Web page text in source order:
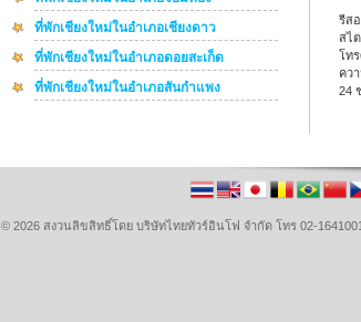
ที่พักเชียงใหม่ในอำเภอเชียงดาว
ที่พักเชียงใหม่ในอำเภอดอยสะเก็ด
ที่พักเชียงใหม่ในอำเภอสันกำแพง
รีส
สไ
โท
คว
24
© 2026 สงวนลิขสิทธิ์โดย บริษัทไทยทัวร์อินโฟ จำกัด โทร 02-